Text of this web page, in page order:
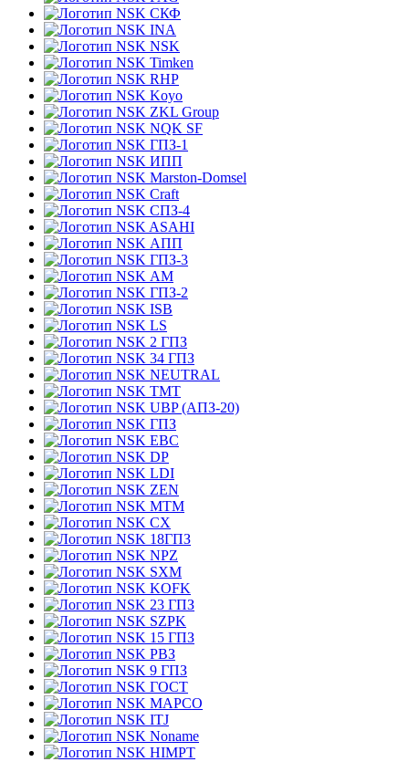
СКФ
INA
NSK
Timken
RHP
Koyo
ZKL Group
NQK SF
ГПЗ-1
ИПП
Marston-Domsel
Craft
СПЗ-4
ASAHI
АПП
ГПЗ-3
АМ
ГПЗ-2
ISB
LS
2 ГПЗ
34 ГПЗ
NEUTRAL
TMT
UBP (АПЗ-20)
ГПЗ
EBC
DP
LDI
ZEN
MTM
CX
18ГПЗ
NPZ
SXM
KOFK
23 ГПЗ
SZPK
15 ГПЗ
РВЗ
9 ГПЗ
ГОСТ
MAPCO
ITJ
Noname
HIMPT